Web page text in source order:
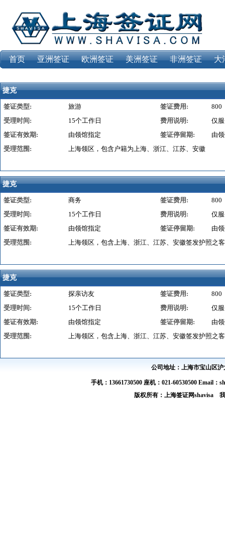
首页 亚洲签证 欧洲签证 美洲签证 非洲签证 大
捷克
签证类型: 旅游 签证费用:
800
受理时间:
15个工作日 费用说明:
仅
签证有效期:
由领馆指定 签证停留期:
由
受理范围:
上海领区，包含户籍为上海、浙江、江苏、安徽
捷克
签证类型: 商务 签证费用:
800
受理时间:
15个工作日 费用说明:
仅
签证有效期:
由领馆指定 签证停留期:
由
受理范围:
上海领区，包含上海、浙江、江苏、安徽签发护照之
捷克
签证类型: 探亲访友 签证费用:
800
受理时间:
15个工作日 费用说明:
仅
签证有效期:
由领馆指定 签证停留期:
由
受理范围:
上海领区，包含上海、浙江、江苏、安徽签发护照之
公司地址：上海市宝山区沪
手机：13661730500 座机：021-60530500 Email
版权所有：上海签证网shavisa